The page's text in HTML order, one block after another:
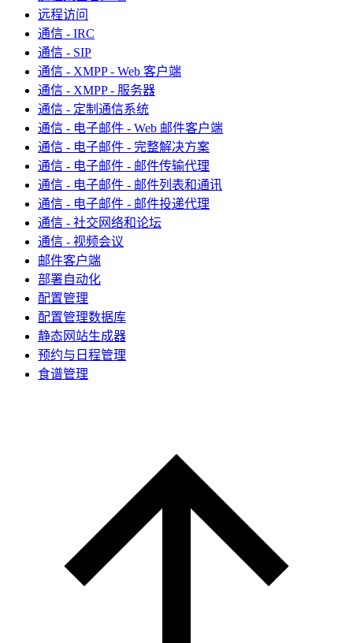
远程访问
通信 - IRC
通信 - SIP
通信 - XMPP - Web 客户端
通信 - XMPP - 服务器
通信 - 定制通信系统
通信 - 电子邮件 - Web 邮件客户端
通信 - 电子邮件 - 完整解决方案
通信 - 电子邮件 - 邮件传输代理
通信 - 电子邮件 - 邮件列表和通讯
通信 - 电子邮件 - 邮件投递代理
通信 - 社交网络和论坛
通信 - 视频会议
邮件客户端
部署自动化
配置管理
配置管理数据库
静态网站生成器
预约与日程管理
食谱管理